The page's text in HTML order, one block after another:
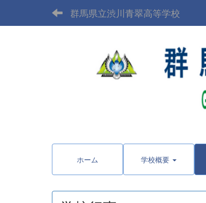
群馬県立渋川青翠高等学校
ホーム 学校概要